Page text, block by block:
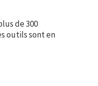
de 300
outils sont en